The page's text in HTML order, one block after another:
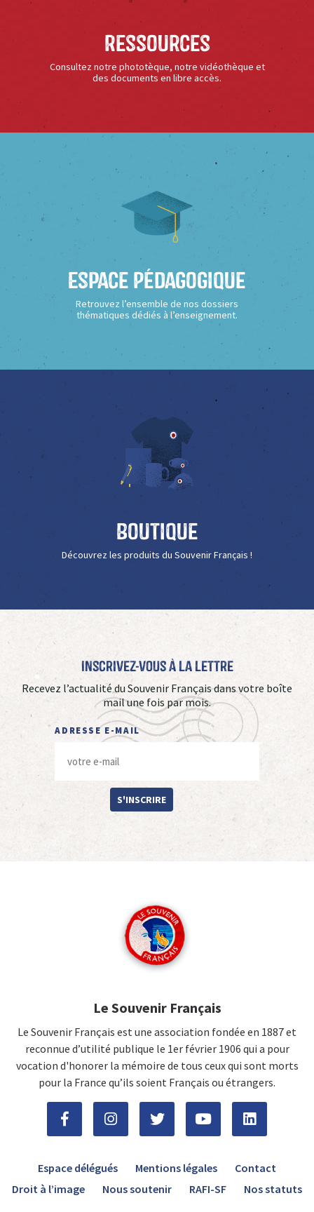
Ressources
Consultez notre phototèque, notre vidéothèque et
des documents en libre accès.
Espace Pédagogique
Retrouvez l’ensemble de nos dossiers
thématiques dédiés à l’enseignement.
Boutique
Découvrez les produits du Souvenir Français !
Inscrivez-vous à La Lettre
Recevez l’actualité du Souvenir Français dans votre boîte
mail une fois par mois.
ADRESSE E-MAIL
S'INSCRIRE
Le Souvenir Français
Le Souvenir Français est une association fondée en 1887 et
reconnue d’utilité publique le 1er février 1906 qui a pour
vocation d'honorer la mémoire de tous ceux qui sont morts
pour la France qu’ils soient Français ou étrangers.
Espace délégués Mentions légales
Contact
Droit à l’image
Nous soutenir RAFI-SF Nos statuts